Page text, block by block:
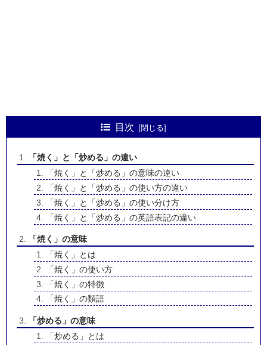
目次
「焼く」と「炒める」の違い
「焼く」と「炒める」の意味の違い
「焼く」と「炒める」の使い方の違い
「焼く」と「炒める」の使い分け方
「焼く」と「炒める」の英語表記の違い
「焼く」の意味
「焼く」とは
「焼く」の使い方
「焼く」の特徴
「焼く」の類語
「炒める」の意味
「炒める」とは